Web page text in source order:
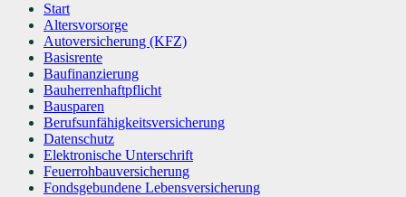
Start
Altersvorsorge
Autoversicherung (KFZ)
Basisrente
Baufinanzierung
Bauherrenhaftpflicht
Bausparen
Berufs­unfähigkeitsversicherung
Datenschutz
Elektronische Unterschrift
Feuerrohbauversicherung
Fondsgebundene Lebensversicherung